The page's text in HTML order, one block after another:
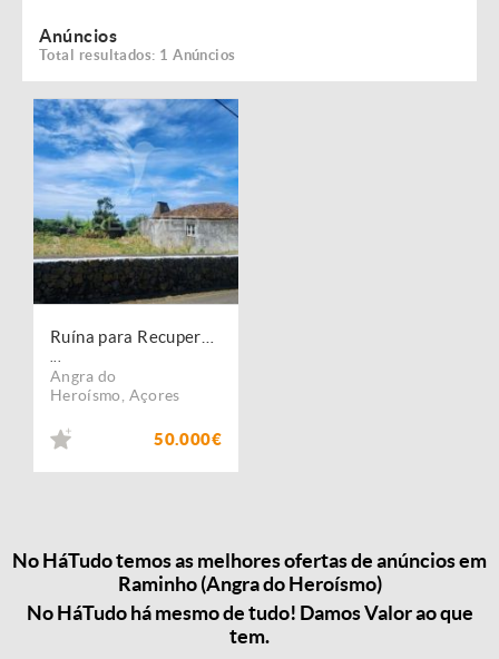
Anúncios
Total resultados: 1 Anúncios
Angra do
Heroísmo Açores
50.000€
No HáTudo temos as melhores ofertas de anúncios em
Raminho (Angra do Heroísmo)
No HáTudo há mesmo de tudo! Damos Valor ao que
tem.